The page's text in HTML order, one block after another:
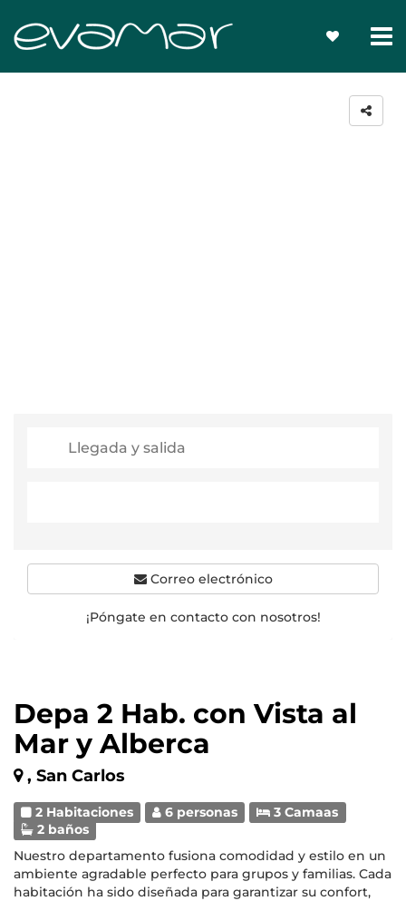
Depa 2 Hab. con Vista al
Mar y Alberca
, San Carlos
2 Habitaciones 6 personas
3 Camaas
2 baños
Nuestro departamento fusiona comodidad y estilo en un
ambiente agradable perfecto para grupos y familias. Cada
habitación ha sido diseñada para garantizar su confort,
Correo electrónico
¡Póngate en contacto con nosotros!